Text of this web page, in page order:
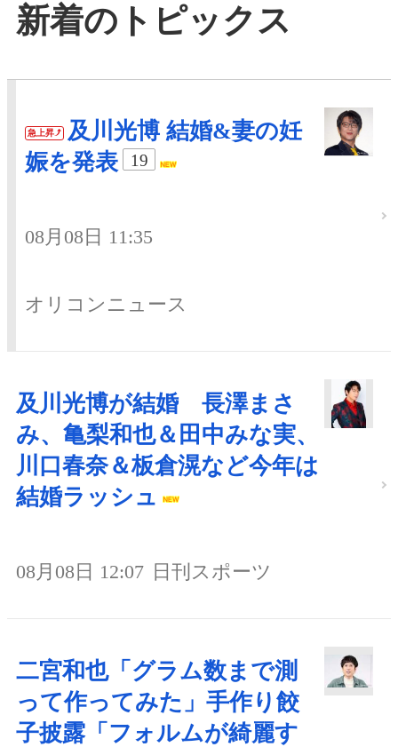
新着のトピックス
急上昇
及川光博 結婚&妻の妊
娠を発表
19
08月08日 11:35
オリコンニュース
及川光博が結婚 長澤まさ
み、亀梨和也＆田中みな実、
川口春奈＆板倉滉など今年は
結婚ラッシュ
08月08日 12:07 日刊スポーツ
二宮和也「グラム数まで測
って作ってみた」手作り餃
子披露「フォルムが綺麗す